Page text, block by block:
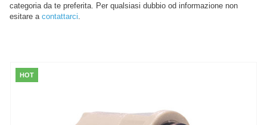
categoria da te preferita. Per qualsiasi dubbio od informazione non
esitare a contattarci.
HOT